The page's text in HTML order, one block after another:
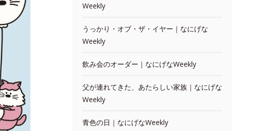
Weekly
うっかり・オブ・ザ・イヤー｜なにげな
Weekly
飲み会のオーダー｜なにげなWeekly
父が連れてきた、あたらしい家族｜なにげな
Weekly
青色の日｜なにげなWeekly